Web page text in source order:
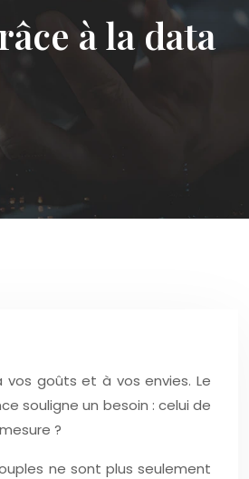
à la data
goûts et à vos envies. Le
souligne un besoin : celui de
?
ne sont plus seulement